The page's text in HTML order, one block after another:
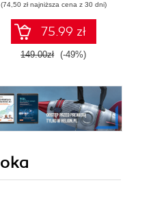
(74,50 zł najniższa cena z 30 dni)
75.99 zł
149.00zł (-49%)